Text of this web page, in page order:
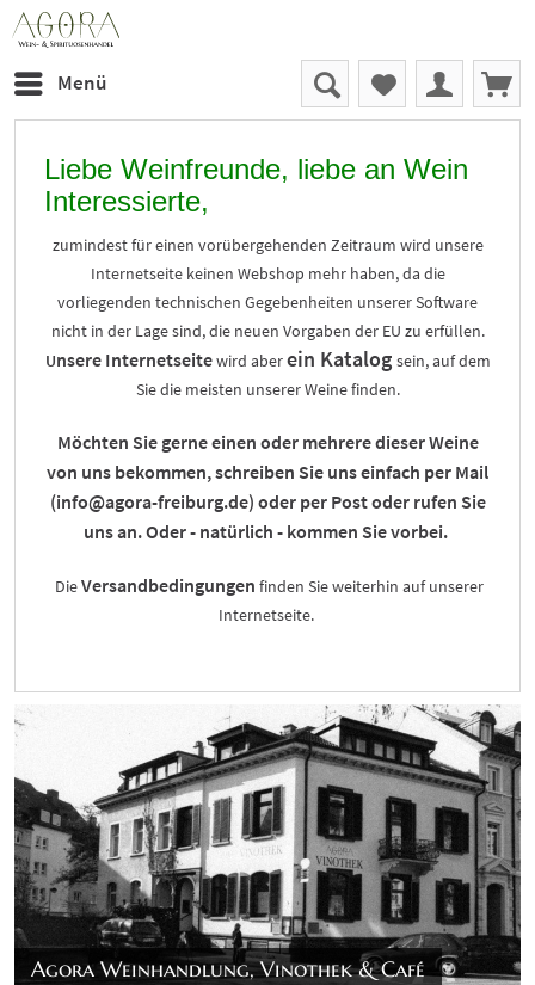
Menü
Liebe Weinfreunde, liebe an Wein
Interessierte,
zumindest für einen vorübergehenden Zeitraum wird unsere
Internetseite keinen Webshop mehr haben, da die
vorliegenden technischen Gegebenheiten unserer Software
nicht in der Lage sind, die neuen Vorgaben der EU zu erfüllen.
Unsere Internetseitewird aberein Katalog sein, auf dem
Sie die meisten unserer Weine finden.
Möchten Sie gerne einen oder mehrere dieser Weine
von uns bekommen, schreiben Sie uns einfach per Mail
(info@agora-freiburg.de) oder per Post oder rufen Sie
uns an. Oder - natürlich - kommen Sie vorbei.
DieVersandbedingungen finden Sie weiterhin auf unserer
Internetseite.
Wir freuen uns über Ihre Anfragen!
Herzliche Grüße, Ihr AGORA-Team
Agora Weinhandlung, Vinothek & Café